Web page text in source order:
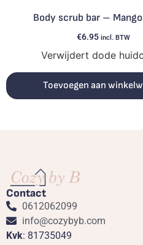
Body scrub bar – Mango
€6.95 incl. BTW
Verwijdert dode
Toevoegen aan
Contact
0612062099
info@cozybyb.com
Kvk: 81735049